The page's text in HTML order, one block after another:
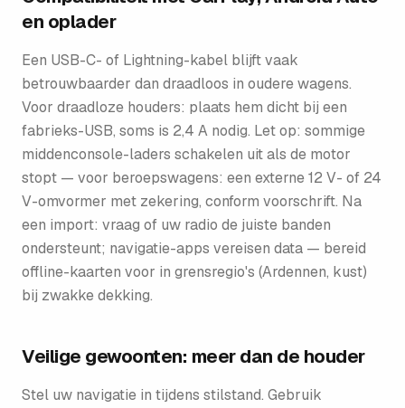
en oplader
Een USB-C- of Lightning-kabel blijft vaak
betrouwbaarder dan draadloos in oudere wagens.
Voor draadloze houders: plaats hem dicht bij een
fabrieks-USB, soms is 2,4 A nodig. Let op: sommige
middenconsole-laders schakelen uit als de motor
stopt — voor beroepswagens: een externe 12 V- of 24
V-omvormer met zekering, conform voorschrift. Na
een import: vraag of uw radio de juiste banden
ondersteunt; navigatie-apps vereisen data — bereid
offline-kaarten voor in grensregio's (Ardennen, kust)
bij zwakke dekking.
Veilige gewoonten: meer dan de houder
Stel uw navigatie in tijdens stilstand. Gebruik